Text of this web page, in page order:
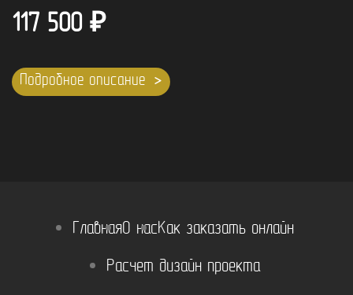
117 500 ₽
Подробное описание
ГлавнаяО насКак заказать онлайн
Расчет дизайн проекта